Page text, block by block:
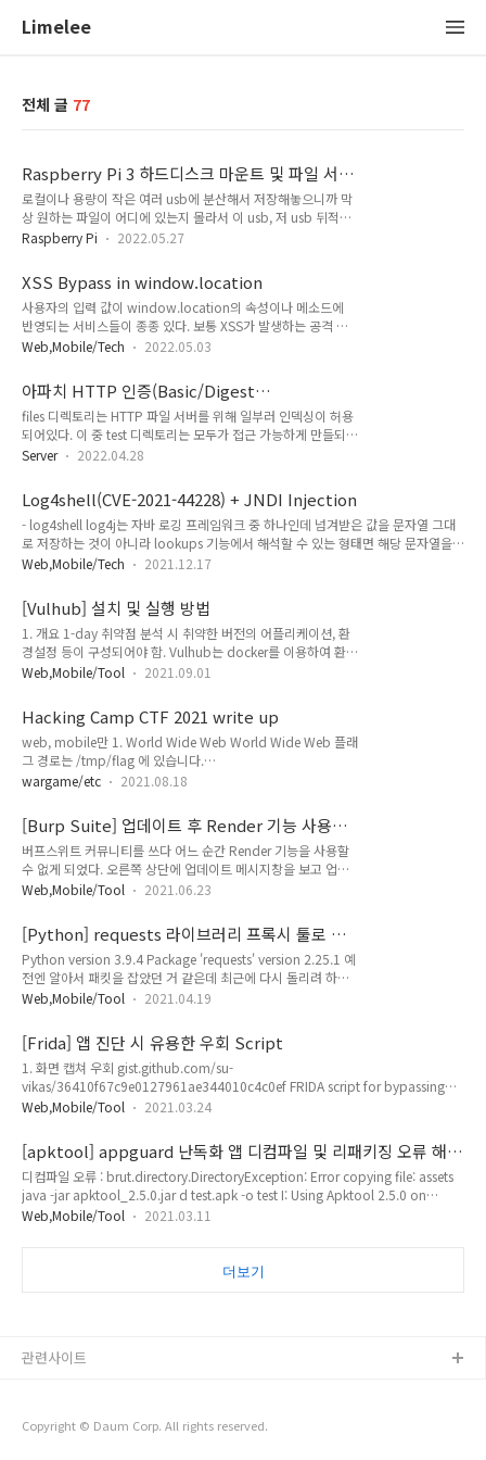
Limelee
전체 글 77
Raspberry Pi 3 하드디스크 마운트 및 파일 서
버 구축
로컬이나 용량이 작은 여러 usb에 분산해서 저장해놓으니까 막
상 원하는 파일이 어디에 있는지 몰라서 이 usb, 저 usb 뒤적거
리다 결국은 못찾는 경우가 여럿있었다. 그래서 어차피 라즈베리
다. 라즈베리파이 3 에서 부팅을 위한 sd card는 아무래도 용량
이 기대한 만큼 크지가 않기에 하드디스크를 하나 구매한 뒤 마
운트 해서 사용해보자. 라즈베리파이 3는 이동을 자주하는게 아
니므로 외장용 하드디스크 말고 그냥 일반 하드디스크를 구매했
공급 및 라즈베리 파이에 연결 시켜줬다. $ sudo lsblk lsblk를
이..
Raspberry Pi 2022.05.27
XSS Bypass in window.location
사용자의 입력 값이 window.location의 속성이나 메소드에
반영되는 서비스들이 종종 있다. 보통 XSS가 발생하는 공격 벡
터인데 XSS 방지를 위해 싱글쿼터 또는 더블쿼터를 escape 처
다. 사용자의 입력 값이 javascript 단의 location.href 속성 값
에 반영된다고 가정. - https://test.com?url=test';alert(1)// 싱
글쿼터가 escape처리되어 원하는 스크립트 실행이 힘들어 보인
다. - https://test.com?url=javascript:alert(1) 싱글쿼터 혹은
더블쿼터 escape 우회없이 스크립트 실행이 가능하다.
Web,Mobile/Tech 2022.05.03
아파치 HTTP 인증(Basic/Digest
authentication) 적용
files 디렉토리는 HTTP 파일 서버를 위해 일부러 인덱싱이 허용
되어있다. 이 중 test 디렉토리는 모두가 접근 가능하게 만들되,
public(/home/Tools/)이라는 디렉토리는 접근 가능한 사용자
해보고자 한다. 1. HTTP 인증을 하고 싶은 디렉터리에
.htaccess 파일 생성 2. HTTP 인증 사용자 생성 Basic 인증을
사용할 시 1), Digest 인증을 사용할 시엔 2)을 수행한다. 1)
Basic 인증 시 $ htpasswd -c .htpasswd [사용자 ID] 2)
Digest 인증 시 $ htdigest -c .htdigest '[Auth Name]' [사용자
Server 2022.04.28
Log4shell(CVE-2021-44228) + JNDI Injection
- log4shell log4j는 자바 로깅 프레임워크 중 하나인데 넘겨받은 값을 문자열 그대
로 저장하는 것이 아니라 lookups 기능에서 해석할 수 있는 형태면 해당 문자열을
실행한다. CVE-2021-44228에서는 JNDI Lookup을 이용해서 공격자의 서버에 있
위해 사용하는 JNDI Injection도 이해할 필요가 있다. 공격자의 LDAP(또는 rmi) 서
버에서 JNDI Naming Reference를 반환하고 피해자의 서버는 Reference Object
의 Codebase URL이 가르키는 신뢰되지 않는 악성 클래스 파일을 인스턴스화한다.
(log4shell exploit flow 참조) 위 JN..
Web,Mobile/Tech 2021.12.17
[Vulhub] 설치 및 실행 방법
1. 개요 1-day 취약점 분석 시 취약한 버전의 어플리케이션, 환
경설정 등이 구성되어야 함. Vulhub는 docker를 이용하여 환경
구성의 번거로움을 해결해준다. 해당 문서는 Vulhub 를 이용해
(optional) Ubuntu 64bit iso 설치 (link) VMWare
Workstation 설치 (link) VMWare에 Ubuntu 설치 2) docker,
docker-compose 설치 terminal 실행 관리자 권한 상승
limelee@ubuntu:~$ sudo su [sudo] password for
Web,Mobile/Tool 2021.09.01
Hacking Camp CTF 2021 write up
web, mobile만 1. World Wide Web World Wide Web 플래
그 경로는 /tmp/flag 에 있습니다.
https://steemit.com/kr/@huti/phpmyadmin-local-file-
Inclusion 취약점(CVE-2018-12613) 재분석 — Steemit 악의
적인 사용을 금합니다. 법적 책임은 본인에게 있습니다. 무단 도
용/복제를 급합니다. 본 글의 저작권은 huti에게 있습니다. URL
에 파일 경로를 포함하면, 사용자가 웹서버에 있는 파일을 열람
steemit.com phpMyAdmin에서 target 파라미터로 전달되는
wargame/etc 2021.08.18
[Burp Suite] 업데이트 후 Render 기능 사용
시 Embedded browser initialization failed
에러
버프스위트 커뮤니티를 쓰다 어느 순간 Render 기능을 사용할
수 없게 되었다. 오른쪽 상단에 업데이트 메시지창을 보고 업데
이트 했던 게 의심스럽다. 증상은 Embedded browser
러 메시지가 필요할 듯 하다. Help > Embedded Browser
Health Check 에서 확인 가능하다. manifest.properties 파일
이 없다고 한다. 그래서 해당 디렉터리로 이동하려고 했더니 이
동이 안된다. 뭔가 싶어 디렉터리를 하나하나 따라가니
manifest.properties 파일이 있는 디렉터리 명이 변경되었다.
를 재실행했다. 디렉터..
Web,Mobile/Tool 2021.06.23
[Python] requests 라이브러리 프록시 툴로 패
킷 캡쳐하기
Python version 3.9.4 Package 'requests' version 2.25.1 예
전엔 알아서 패킷을 잡았던 거 같은데 최근에 다시 돌리려 하니
프록시 설정을 킨 상태에서 요청하면 에러가 발생한다. 기존
'https://limelee.xyz' res = requests.get(URL) print(res) 실행
시 이렇게 오류가 난다. 그래서 proxies 옵션을 추가해주었다.
import requests proxies = {'http' :
'http://127.0.0.1:8080', 'https' : 'http://127.0.0.1:8080'}
URL = 'https://limelee.xyz' res = reque..
Web,Mobile/Tool 2021.04.19
[Frida] 앱 진단 시 유용한 우회 Script
1. 화면 캡쳐 우회 gist.github.com/su-
vikas/36410f67c9e0127961ae344010c4c0ef FRIDA script for bypassing
Android FLAG_SECURE FRIDA script for bypassing Android FLAG_SECURE.
ssl pinning 우회 https://codeshare.frida.re/@akabe1/frida-multiple-
unpinning/ Frida CodeShare codeshare.frida.re
https://gist.github.com/1mm0rt41PC/4f37f3df5526..
Web,Mobile/Tool 2021.03.24
[apktool] appguard 난독화 앱 디컴파일 및 리패키징 오류 해
결
디컴파일 오류 : brut.directory.DirectoryException: Error copying file: assets
java -jar apktool_2.5.0.jar d test.apk -o test I: Using Apktool 2.5.0 on
test.apk I: Loading resource table... I: Decoding AndroidManifest.xml with
manifest package... I: Decoding file-resources... I: Decoding val..
Web,Mobile/Tool 2021.03.11
더보기
Copyright © Daum Corp. All rights reserved.
관련사이트